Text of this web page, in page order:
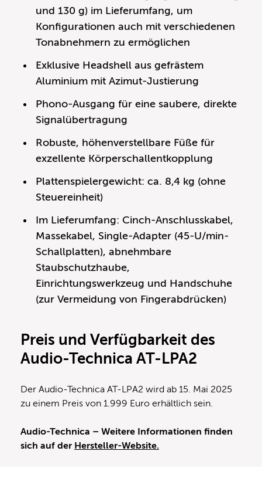
und 130 g) im Lieferumfang, um
Konfigurationen auch mit verschiedenen
Tonabnehmern zu ermöglichen
Exklusive Headshell aus gefrästem
Aluminium mit Azimut-Justierung
Phono-Ausgang für eine saubere, direkte
Signalübertragung
Robuste, höhenverstellbare Füße für
exzellente Körperschallentkopplung
Plattenspielergewicht: ca. 8,4 kg (ohne
Steuereinheit)
Im Lieferumfang: Cinch-Anschlusskabel,
Massekabel, Single-Adapter (45-U/min-
Schallplatten), abnehmbare
Staubschutzhaube,
Einrichtungswerkzeug und Handschuhe
(zur Vermeidung von Fingerabdrücken)
Preis und Verfügbarkeit des
Audio-Technica AT-LPA2
Der Audio-Technica AT-LPA2 wird ab 15. Mai 2025
zu einem Preis von 1.999 Euro erhältlich sein.
Audio-Technica – Weitere Informationen finden
sich auf der Hersteller-Website.